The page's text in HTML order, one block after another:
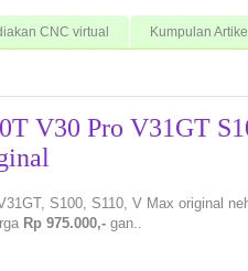
CNC virtual Kumpulan
V30 Pro V31GT
S100, S110, V Max original
Rp 975.000,- gan..